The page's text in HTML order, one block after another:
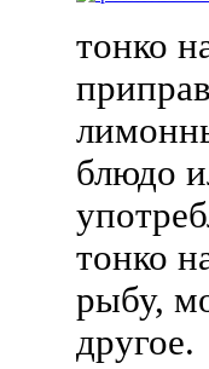
тонко
блюдо
тонко
рыбу,
другое.